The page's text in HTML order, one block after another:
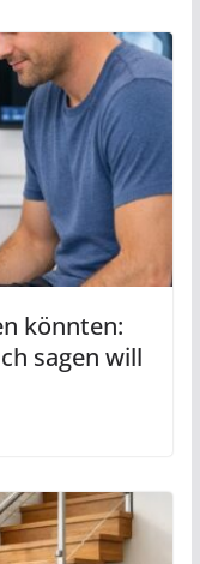
könnten:
sagen will